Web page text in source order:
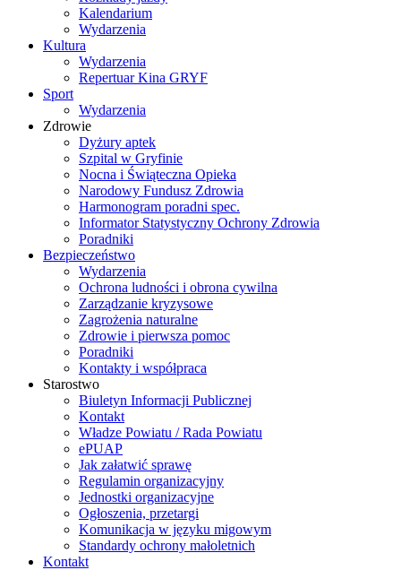
Kalendarium
Wydarzenia
Kultura
Wydarzenia
Repertuar Kina GRYF
Sport
Wydarzenia
Zdrowie
Dyżury aptek
Szpital w Gryfinie
Nocna i Świąteczna Opieka
Narodowy Fundusz Zdrowia
Harmonogram poradni spec.
Informator Statystyczny Ochrony Zdrowia
Poradniki
Bezpieczeństwo
Wydarzenia
Ochrona ludności i obrona cywilna
Zarządzanie kryzysowe
Zagrożenia naturalne
Zdrowie i pierwsza pomoc
Poradniki
Kontakty i współpraca
Starostwo
Biuletyn Informacji Publicznej
Kontakt
Władze Powiatu / Rada Powiatu
ePUAP
Jak załatwić sprawę
Regulamin organizacyjny
Jednostki organizacyjne
Ogłoszenia, przetargi
Komunikacja w języku migowym
Standardy ochrony małoletnich
Kontakt